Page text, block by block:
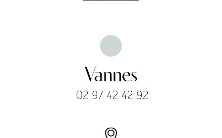
Vannes
02 97 42 42 92